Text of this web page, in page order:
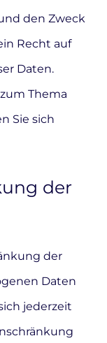
den Zweck
Recht auf
Daten.
Thema
Sie sich
der
der
Daten
jederzeit